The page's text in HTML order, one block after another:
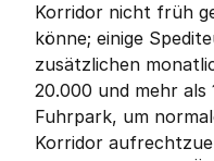
Korridor nicht früh
könne; einige
zusätzlichen
20.000 und mehr
Fuhrpark, um
Korridor